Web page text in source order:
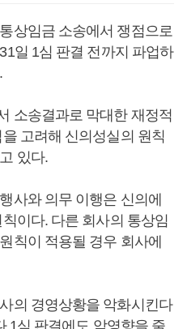
상임금 소송에서 쟁점으로
일 1심 판결 전까지 파업하
소송결과로 막대한 재정적
고려해 신의성실의 원칙
있다.
사와 의무 이행은 신의에
이다. 다른 회사의 통상임
칙이 적용될 경우 회사에
의 경영상황을 악화시킨다
1심 판결에도 악영향을 줄